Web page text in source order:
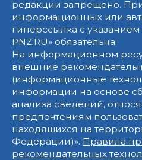
редакции запрещено.
информационных или
гиперссылка с указанием
PNZ.RU» обязательна.
На информационном
внешние
(информационные
информации на основе
анализа сведений,
предпочтениям
находящихся на
Федерации)». Правила
рекомендательных